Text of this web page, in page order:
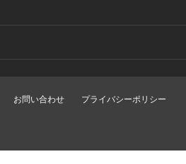
お問い合わせ プライバシーポリシー